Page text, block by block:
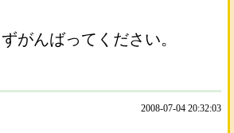
がんばってください。
2008-07-04 20:32:03